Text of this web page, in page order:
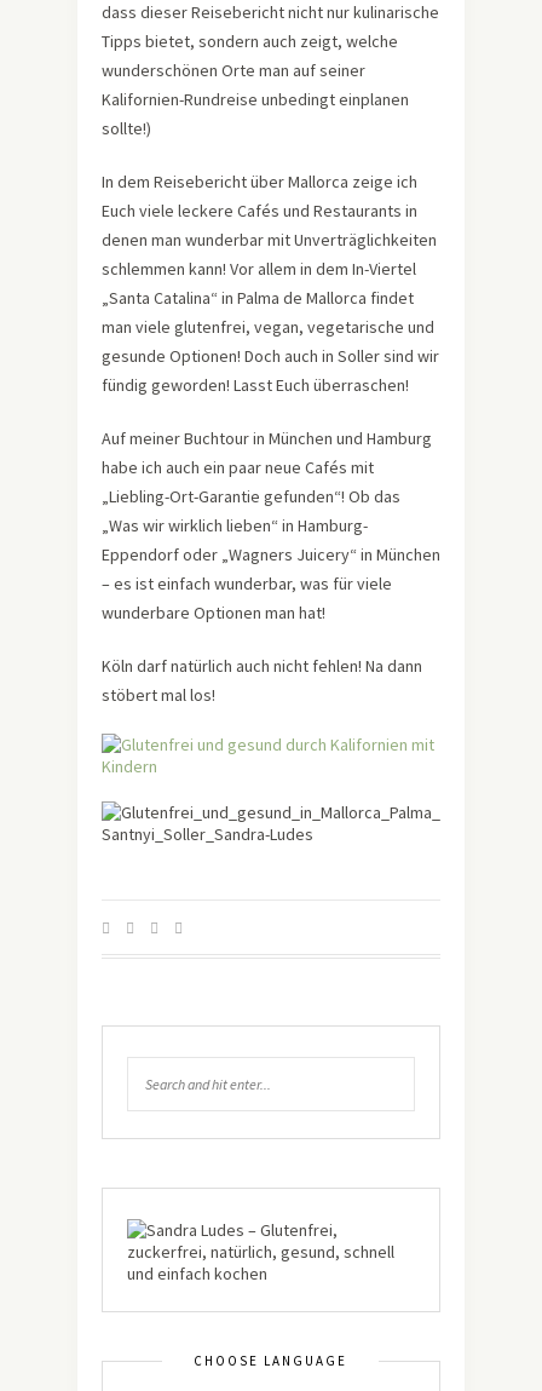
dass dieser Reisebericht nicht nur kulinarische
Tipps bietet, sondern auch zeigt, welche
wunderschönen Orte man auf seiner
Kalifornien-Rundreise unbedingt einplanen
sollte!)
In dem Reisebericht über Mallorca zeige ich
Euch viele leckere Cafés und Restaurants in
denen man wunderbar mit Unverträglichkeiten
schlemmen kann! Vor allem in dem In-Viertel
„Santa Catalina“ in Palma de Mallorca findet
man viele glutenfrei, vegan, vegetarische und
gesunde Optionen! Doch auch in Soller sind wir
fündig geworden! Lasst Euch überraschen!
Auf meiner Buchtour in München und Hamburg
habe ich auch ein paar neue Cafés mit
„Liebling-Ort-Garantie gefunden“! Ob das
„Was wir wirklich lieben“ in Hamburg-
Eppendorf oder „Wagners Juicery“ in München
– es ist einfach wunderbar, was für viele
wunderbare Optionen man hat!
Köln darf natürlich auch nicht fehlen! Na dann
stöbert mal los!
CHOOSE LANGUAGE